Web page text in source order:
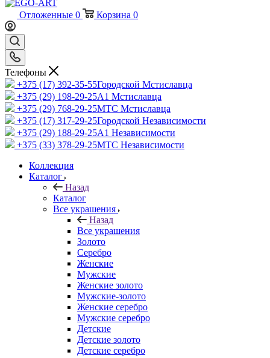
Отложенные 0 Корзина 0
Телефоны
+375 (17) 392-35-55Городской Мстиславца
+375 (29) 198-29-25A1 Мстиславца
+375 (29) 768-29-25МТС Мстиславца
+375 (17) 317-29-25Городской Независимости
+375 (29) 188-29-25A1 Независимости
+375 (33) 378-29-25МТС Независимости
Коллекция
Каталог
Назад
Каталог
Все украшения
Назад
Все украшения
Золото
Серебро
Женские
Мужские
Женские золото
Мужские-золото
Женские серебро
Мужские серебро
Детские
Детские золото
Детские серебро